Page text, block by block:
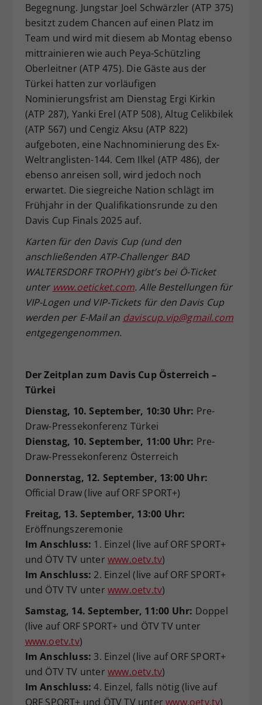
Begegnung. Jungstar Joel Schwärzler (ATP 375)
besitzt zudem Chancen auf einen Platz im
Team und wird mit diesem ab Montag ebenso
mittrainieren wie auch Peya-Schützling
Oberleitner (ATP 475). Die Gäste aus der
Türkei hatten zur vorläufigen
Nominierungsfrist am Dienstag Ergi Kirkin
(ATP 287), Yanki Erel (ATP 508), Altug Celikbilek
(ATP 567) und Cengiz Aksu (ATP 822)
aufgeboten, eine Nachnominierung des Ex-
Weltranglisten-144. Cem Ilkel (ATP 486), der
ebenso anreisen soll, wird jedoch noch
erwartet. Die siegreiche Nation schlägt im
Frühjahr in der Qualifikationsrunde zu den
Davis Cup Finals 2025 auf.
Karten für den Davis Cup (und den
anschließenden ATP-Challenger BAD
WALTERSDORF TROPHY) gibt’s bei Ö-Ticket
unter www.oeticket.com. Alle Bestellungen für
VIP-Logen und VIP-Tickets für den Davis Cup
werden per E-Mail an daviscup.vip@gmail.com
entgegengenommen.
Der Zeitplan zum Davis Cup Österreich –
Türkei
Dienstag, 10. September, 10:30 Uhr: Pre-
Draw-Pressekonferenz Türkei
Dienstag, 10. September, 11:00 Uhr: Pre-
Draw-Pressekonferenz Österreich
Donnerstag, 12. September, 13:00 Uhr:
Official Draw (live auf ORF SPORT+)
Freitag, 13. September, 13:00 Uhr:
Eröffnungszeremonie
Im Anschluss: 1. Einzel (live auf ORF SPORT+
und ÖTV TV unter www.oetv.tv)
Im Anschluss: 2. Einzel (live auf ORF SPORT+
und ÖTV TV unter www.oetv.tv)
Samstag, 14. September, 11:00 Uhr: Doppel
(live auf ORF SPORT+ und ÖTV TV unter
www.oetv.tv)
Im Anschluss: 3. Einzel (live auf ORF SPORT+
und ÖTV TV unter www.oetv.tv)
Im Anschluss: 4. Einzel, falls nötig (live auf
ORF SPORT+ und ÖTV TV unterwww.oetv.tv)